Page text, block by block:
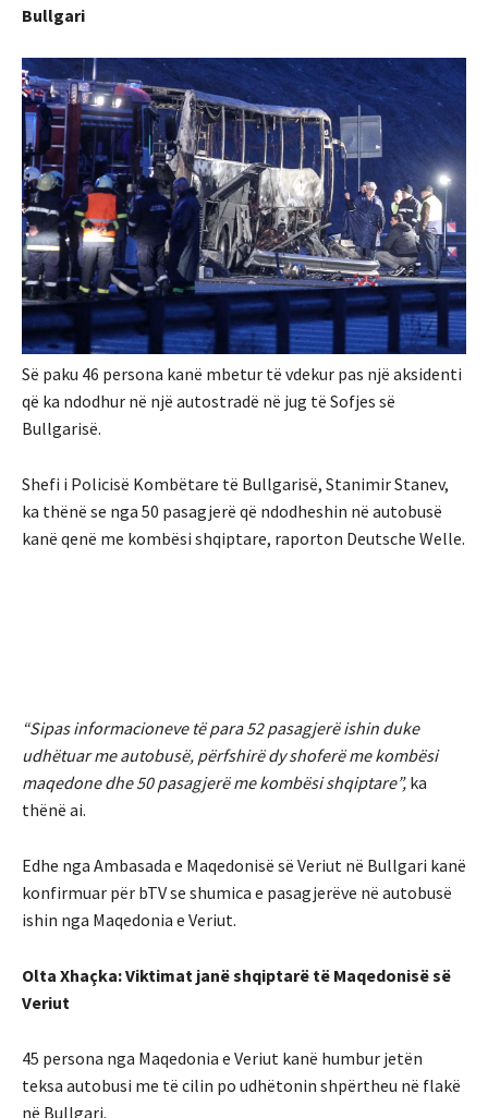
Bullgari
Së paku 46 persona kanë mbetur të vdekur pas një aksidenti
që ka ndodhur në një autostradë në jug të Sofjes së
Bullgarisë.
Shefi i Policisë Kombëtare të Bullgarisë, Stanimir Stanev,
ka thënë se nga 50 pasagjerë që ndodheshin në autobusë
kanë qenë me kombësi shqiptare, raporton Deutsche Welle.
“Sipas informacioneve të para 52 pasagjerë ishin duke
udhëtuar me autobusë, përfshirë dy shoferë me kombësi
maqedone dhe 50 pasagjerë me kombësi shqiptare”, ka
thënë ai.
Edhe nga Ambasada e Maqedonisë së Veriut në Bullgari kanë
konfirmuar për bTV se shumica e pasagjerëve në autobusë
ishin nga Maqedonia e Veriut.
Olta Xhaçka: Viktimat janë shqiptarë të Maqedonisë së
Veriut
45 persona nga Maqedonia e Veriut kanë humbur jetën
teksa autobusi me të cilin po udhëtonin shpërtheu në flakë
në Bullgari.